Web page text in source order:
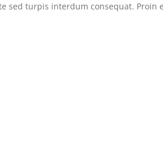
sed turpis interdum consequat. Proin